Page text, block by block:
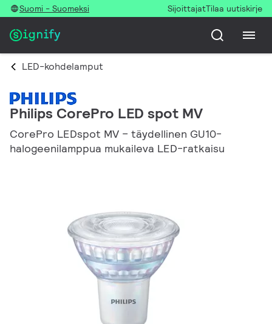
Suomi - Suomeksi SijoittajatTilaa uutiskirje
LED-kohdelamput
Philips CorePro LED spot MV
CorePro LEDspot MV – täydellinen GU10-
halogeenilamppua mukaileva LED-ratkaisu